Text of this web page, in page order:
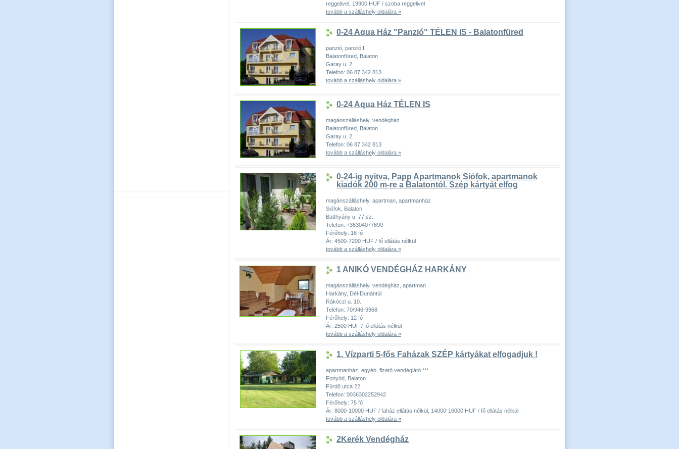
reggelivel, 19900 HUF / szoba reggelivel
tovább a szálláshely oldalára »
0-24 Aqua Ház "Panzió" TÉLEN IS - Balatonfüred
panzió, panzió I.
Balatonfüred, Balaton
Garay u. 2.
Telefon: 06 87 342 813
tovább a szálláshely oldalára »
0-24 Aqua Ház TÉLEN IS
magánszálláshely, vendégház
Balatonfüred, Balaton
Garay u. 2.
Telefon: 06 87 342 813
tovább a szálláshely oldalára »
0-24-ig nyitva, Papp Apartmanok Siófok, apartmanok
kiadók 200 m-re a Balatontól. Szép kártyát elfog
magánszálláshely, apartman, apartmanház
Siófok, Balaton
Batthyány u. 77.sz.
Telefon: +36304077690
Férőhely: 16 fő
Ár: 4500-7200 HUF / fő ellátás nélkül
tovább a szálláshely oldalára »
1 ANIKÓ VENDÉGHÁZ HARKÁNY
magánszálláshely, vendégház, apartman
Harkány, Dél-Dunántúl
Rákóczi u. 10.
Telefon: 70/946-9968
Férőhely: 12 fő
Ár: 2500 HUF / fő ellátás nélkül
tovább a szálláshely oldalára »
1. Vízparti 5-fős Faházak SZÉP kártyákat elfogadjuk !
apartmanház, egyéb, fizető vendéglátó ***
Fonyód, Balaton
Fürdő utca 22
Telefon: 0036302252942
Férőhely: 75 fő
Ár: 8000-10000 HUF / faház ellátás nélkül, 14000-16000 HUF / fő ellátás nélkül
tovább a szálláshely oldalára »
2Kerék Vendégház